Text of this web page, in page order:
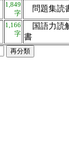
1,849
字
問題集
1,166
字
国語力読
書